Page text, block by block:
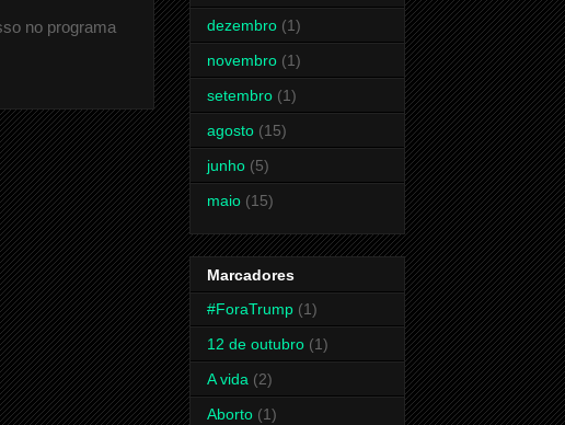
no programa
dezembro (1)
novembro (1)
setembro (1)
agosto (15)
junho (5)
maio (15)
Marcadores
#ForaTrump (1)
12 de outubro (1)
A vida (2)
Aborto (1)